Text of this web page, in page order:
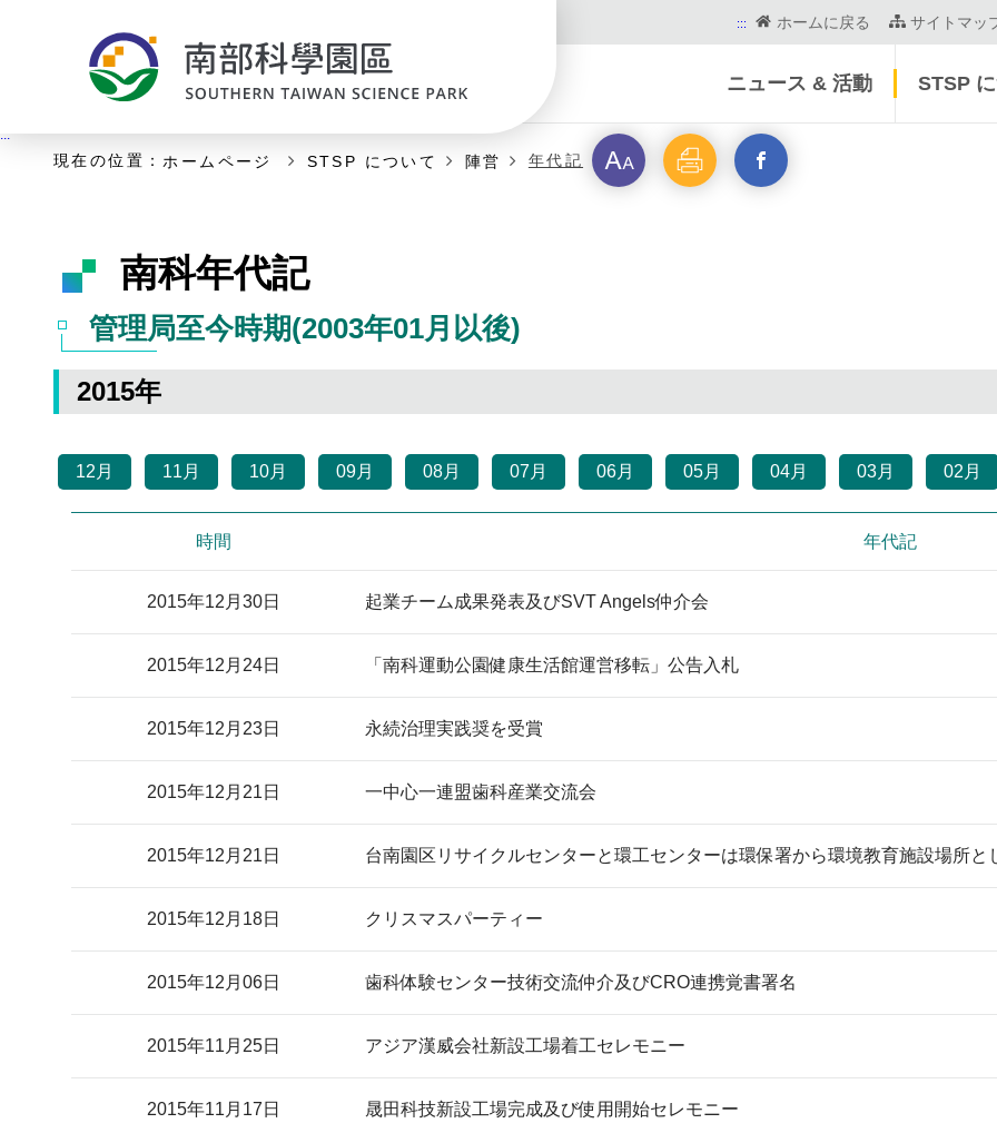
::: ホームに戻る サイトマッ
ニュース & 活動 STSP
主な内容の開始
:::
現在の位置： ホームページ STSP について 陣営 年代記 フ
サ
ズ
印 新
ド
フ
ェ
ブ
南科年代記
管理局至今時期(2003年01月以後)
2015年
12月 11月 10月 09月 08月 07月 06月 05月 04月 03月 02月
時間 年代記
2015年12月30日 起業チーム成果発表及びSVT Angels仲介会
2015年12月24日 「南科運動公園健康生活館運営移転」公告入札
2015年12月23日 永続治理実践奨を受賞
2015年12月21日 一中心一連盟歯科産業交流会
2015年12月21日 台南園区リサイクルセンターと環工センターは環保署から環境教育施設場所と
2015年12月18日 クリスマスパーティー
2015年12月06日 歯科体験センター技術交流仲介及びCRO連携覚書署名
2015年11月25日 アジア漢威会社新設工場着工セレモニー
2015年11月17日 晟田科技新設工場完成及び使用開始セレモニー